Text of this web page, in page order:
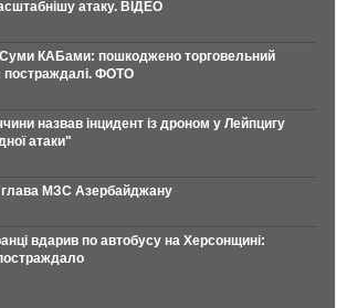
атаку. ВІДЕО
Суми КАБами: пошкоджено торговельний
постраждалі. ФОТО
назвав інцидент із дроном у Лейпцигу
атаки"
МЗС Азербайджану
вдарив по автобусу на Херсонщині: